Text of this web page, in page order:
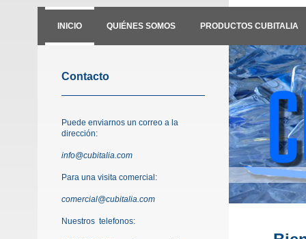
INICIO QUIÉNES SOMOS PRODUCTOS CUBITALIA
Contacto
Puede enviarnos un correo a la
dirección:
info@cubitalia.com
Para una visita comercial:
comercial@cubitalia.com
Nuestros telefonos: